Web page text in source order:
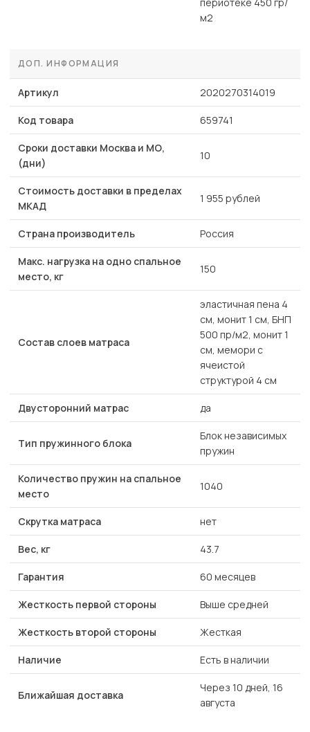
м2
ДОП. ИНФОРМАЦИЯ
Артикул 2020270314019
Код товара 659741
Сроки доставки Москва и МО,
(дни)
10
Стоимость доставки в пределах
МКАД
1 955 рублей
Страна производитель Россия
Макс. нагрузка на одно спальное
место, кг
150
Состав слоев матраса
эластичная пена 4
см, монит 1 см, БНП
500 пр/м2, монит 1
см, мемори с
ячеистой
структурой 4 см
Двусторонний матрас да
Тип пружинного блока
Блок независимых
пружин
Количество пружин на спальное
место
1040
Скрутка матраса нет
Вес, кг 43.7
Гарантия 60 месяцев
Жесткость первой стороны Выше средней
Жесткость второй стороны Жесткая
Наличие Есть в наличии
Ближайшая доставка
Через 10 дней, 16
августа